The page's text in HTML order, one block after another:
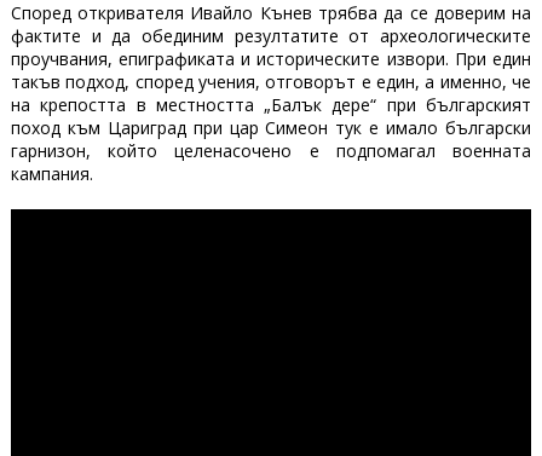
Според откривателя Ивайло Кънев трябва да се доверим на
фактите и да обединим резултатите от археологическите
проучвания, епиграфиката и историческите извори. При един
такъв подход, според учения, отговорът е един, а именно, че
на крепостта в местността „Балък дере“ при българският
поход към Цариград при цар Симеон тук е имало български
гарнизон, който целенасочено е подпомагал военната
кампания.